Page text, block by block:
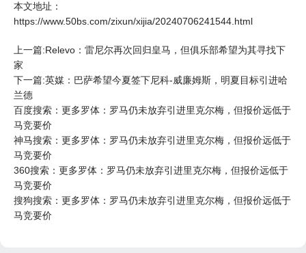
本文地址：
https://www.50bs.com/zixun/xijia/20240706241544.html
上一篇:Relevo：雷尼尔再次回归皇马，但俱乐部希望为其寻找下
家
下一篇:英媒：巴萨希望今夏签下尼科-威廉姆斯，明夏目标引进哈
兰德
百度搜索：更多罗体：罗马仍未放弃引进里克尔梅，但报价远低于
马竞要价
神马搜索：更多罗体：罗马仍未放弃引进里克尔梅，但报价远低于
马竞要价
360搜索：更多罗体：罗马仍未放弃引进里克尔梅，但报价远低于
马竞要价
搜狗搜索：更多罗体：罗马仍未放弃引进里克尔梅，但报价远低于
马竞要价